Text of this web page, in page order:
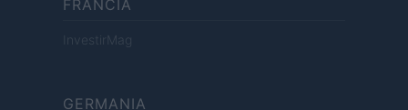
FRANCIA
InvestirMag
GERMANIA